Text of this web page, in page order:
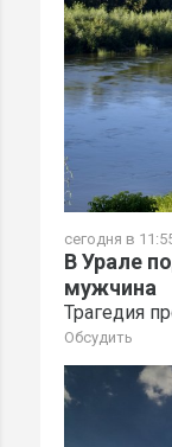
сегодня в
В Урале
мужчина
Трагедия
Обсудить